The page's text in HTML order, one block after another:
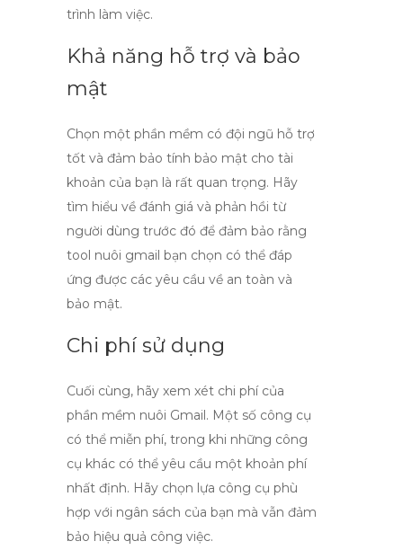
trình làm việc.
Khả năng hỗ trợ và bảo
mật
Chọn một phần mềm có đội ngũ hỗ trợ
tốt và đảm bảo tính bảo mật cho tài
khoản của bạn là rất quan trọng. Hãy
tìm hiểu về đánh giá và phản hồi từ
người dùng trước đó để đảm bảo rằng
tool nuôi gmail bạn chọn có thể đáp
ứng được các yêu cầu về an toàn và
bảo mật.
Chi phí sử dụng
Cuối cùng, hãy xem xét chi phí của
phần mềm nuôi Gmail. Một số công cụ
có thể miễn phí, trong khi những công
cụ khác có thể yêu cầu một khoản phí
nhất định. Hãy chọn lựa công cụ phù
hợp với ngân sách của bạn mà vẫn đảm
bảo hiệu quả công việc.